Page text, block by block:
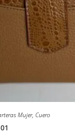
Mujer, Cuero